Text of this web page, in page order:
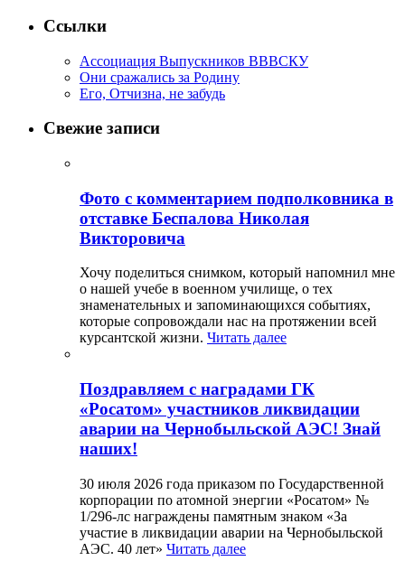
Ссылки
Ассоциация Выпускников ВВВСКУ
Они сражались за Родину
Его, Отчизна, не забудь
Свежие записи
Фото с комментарием подполковника в
отставке Беспалова Николая
Викторовича
Хочу поделиться снимком, который напомнил мне
о нашей учебе в военном училище, о тех
знаменательных и запоминающихся событиях,
которые сопровождали нас на протяжении всей
курсантской жизни. Читать далее
Поздравляем с наградами ГК
«Росатом» участников ликвидации
аварии на Чернобыльской АЭС! Знай
наших!
30 июля 2026 года приказом по Государственной
корпорации по атомной энергии «Росатом» №
1/296-лс награждены памятным знаком «За
участие в ликвидации аварии на Чернобыльской
АЭС. 40 лет» Читать далее